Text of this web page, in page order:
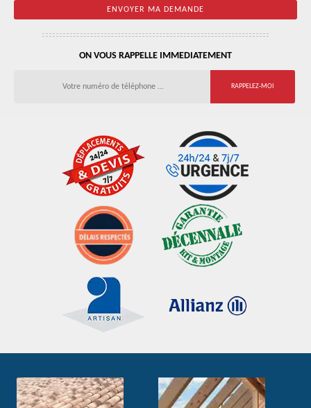
ON VOUS RAPPELLE IMMEDIATEMENT